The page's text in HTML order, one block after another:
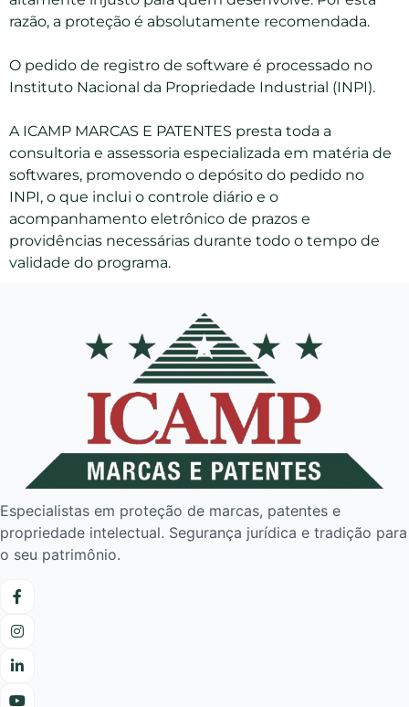
razão, a proteção é absolutamente recomendada.
O pedido de registro de software é processado no
Instituto Nacional da Propriedade Industrial (INPI).
A ICAMP MARCAS E PATENTES presta toda a
consultoria e assessoria especializada em matéria de
softwares, promovendo o depósito do pedido no
INPI, o que inclui o controle diário e o
acompanhamento eletrônico de prazos e
providências necessárias durante todo o tempo de
validade do programa.
Especialistas em proteção de marcas, patentes e
propriedade intelectual. Segurança jurídica e tradição para
o seu patrimônio.